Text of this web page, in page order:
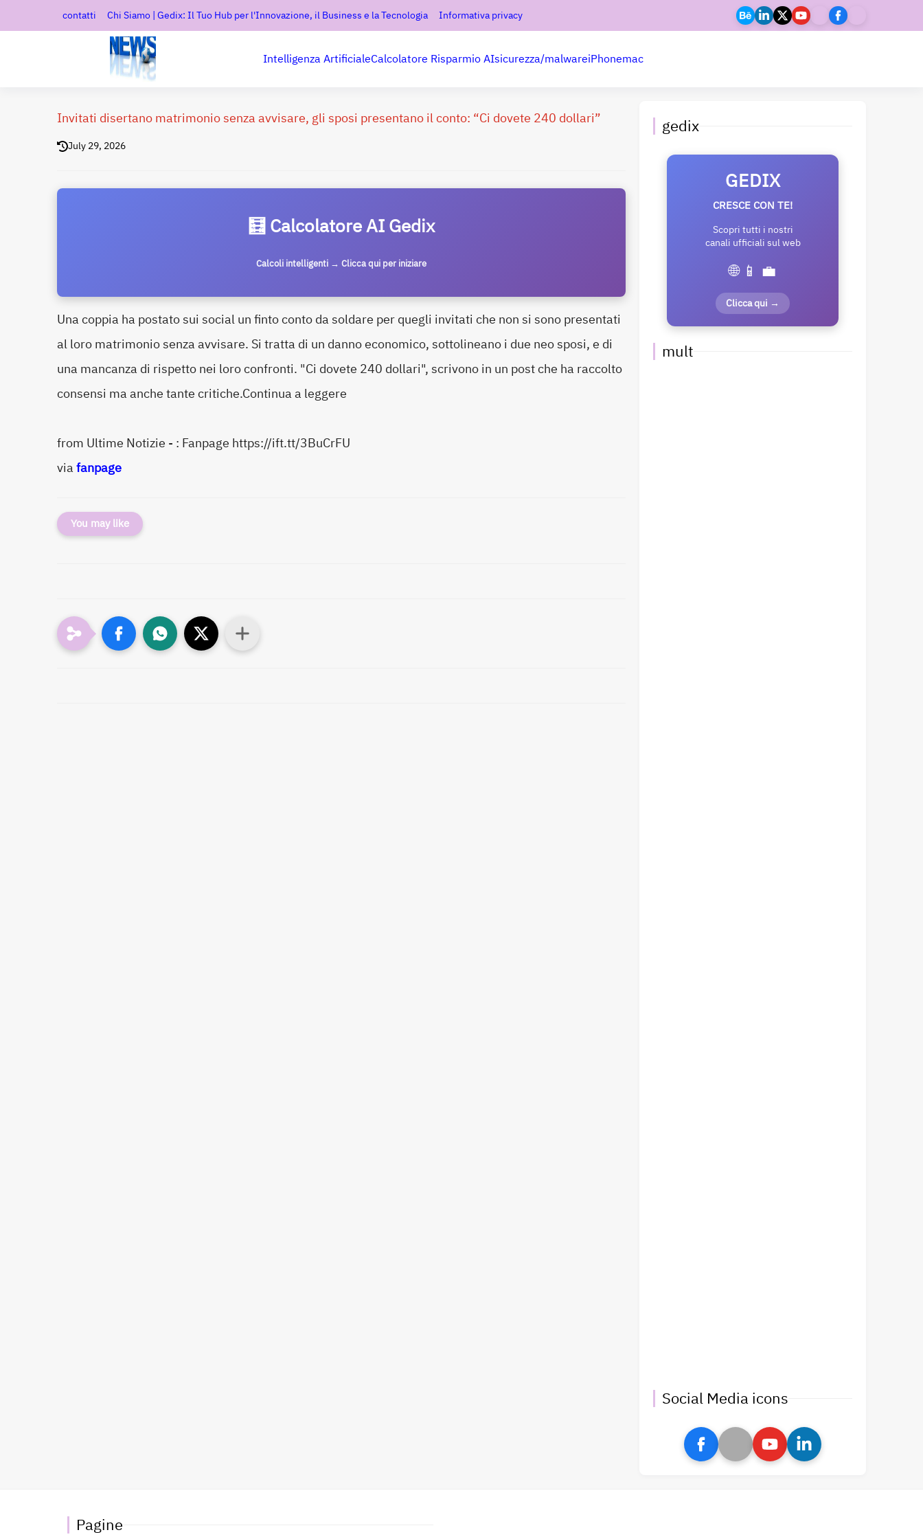
contatti Chi Siamo | Gedix: Il Tuo Hub per l'Innovazione, il Business e la Tecnologia Informativa privacy
Intelligenza ArtificialeCalcolatore Risparmio AIsicurezza/malwareiPhonemac
Invitati disertano matrimonio senza avvisare, gli sposi presentano il conto: “Ci dovete 240 dollari”
July 29, 2026
🧮 Calcolatore AI Gedix
Calcoli intelligenti → Clicca qui per iniziare
Una coppia ha postato sui social un finto conto da soldare per quegli invitati che non si sono presentati
al loro matrimonio senza avvisare. Si tratta di un danno economico, sottolineano i due neo sposi, e di
una mancanza di rispetto nei loro confronti. "Ci dovete 240 dollari", scrivono in un post che ha raccolto
consensi ma anche tante critiche.Continua a leggere
from Ultime Notizie - : Fanpage https://ift.tt/3BuCrFU
viafanpage
You may like
gedix
GEDIX
CRESCE CON TE!
Scopri tutti i nostri
canali ufficiali sul web
🌐 📱 💼
Clicca qui →
mult
Social Media icons
Pagine